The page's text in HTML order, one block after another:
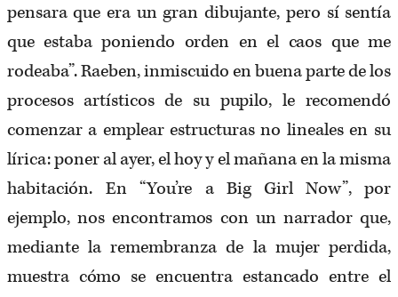
pensara que era un gran dibujante, pero sí sentía
que estaba poniendo orden en el caos que me
rodeaba”. Raeben, inmiscuido en buena parte de los
procesos artísticos de su pupilo, le recomendó
comenzar a emplear estructuras no lineales en su
lírica: poner al ayer, el hoy y el mañana en la misma
habitación. En “You’re a Big Girl Now”, por
ejemplo, nos encontramos con un narrador que,
mediante la remembranza de la mujer perdida,
muestra cómo se encuentra estancado entre el